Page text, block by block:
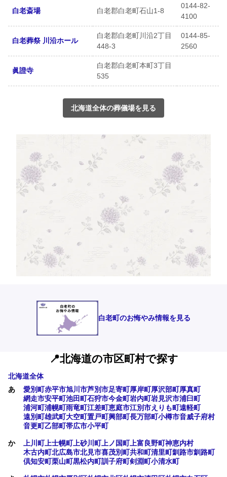
白老斎場 白老郡白老町石山1-8
0144-82-
4100
白老葬祭 川沿ホール
白老郡白老町川沿2丁目
448-3
0144-85-
2560
眞證寺
白老郡白老町本町3丁目
535
北海道全体の葬儀場を見る
白老町のお悔やみ情報を見る
📍北海道の市区町村で探す
北海道全体
あ
愛別町赤平市旭川市芦別市足寄町厚岸町厚沢部町厚真町
網走市安平町池田町石狩市今金町岩内町岩見沢市浦臼町
浦河町浦幌町雨竜町江差町恵庭市江別市えりも町遠軽町
遠別町雄武町大空町置戸町興部町長万部町小樽市音威子府村
音更町乙部町帯広市小平町
か 上川町上士幌町上砂川町上ノ国町上富良野町神恵内村
木古内町北広島市北見市喜茂別町共和町清里町釧路市釧路町
倶知安町栗山町黒松内町訓子府町剣淵町小清水町